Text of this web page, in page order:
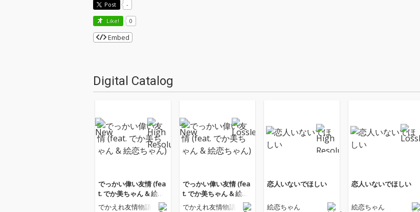
Post -
Like! 0
Embed
Digital Catalog
でっかい偉い友情 (fea
t. でか美ちゃん & 絵恋
ちゃん)
でかえれ友情物語
でっかい偉い友情 (fea
t. でか美ちゃん & 絵恋
ちゃん)
でかえれ友情物語
恋人いないでほしい
絵恋ちゃん
恋人いないでほしい
絵恋ちゃん